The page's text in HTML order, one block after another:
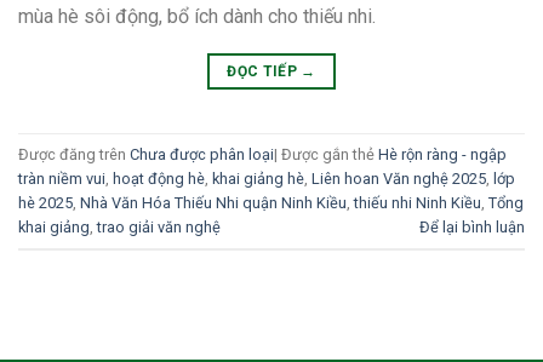
mùa hè sôi động, bổ ích dành cho thiếu nhi.
ĐỌC TIẾP →
Được đăng trên Chưa được phân loại| Được gắn thẻ Hè rộn ràng - ngập
tràn niềm vui hoạt động hè khai giảng hè Liên hoan Văn nghệ 2025 lớp
hè 2025 Nhà Văn Hóa Thiếu Nhi quận Ninh Kiều ,thiếu nhi Ninh Kiều Tổng
khai giảng ,trao giải văn nghệ Để lại bình luận